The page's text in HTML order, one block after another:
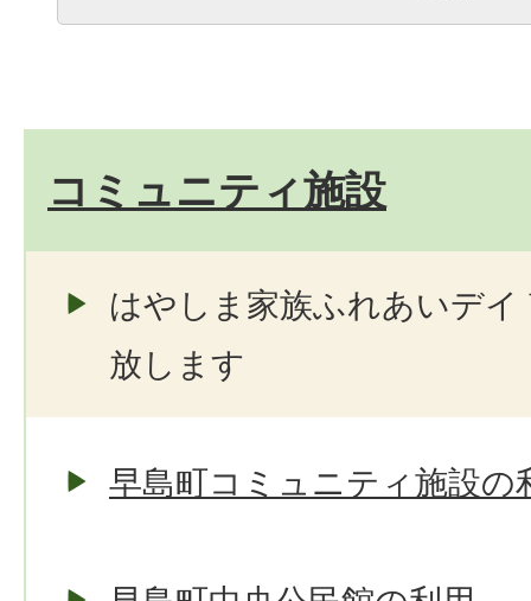
コミュニティ施設
はやしま家族ふれあいデ
放します
早島町コミュニティ施設の